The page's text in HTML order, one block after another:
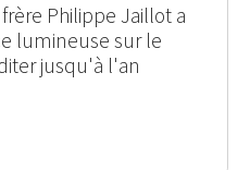
Philippe Jaillot a
lumineuse sur le
jusqu'à l'an